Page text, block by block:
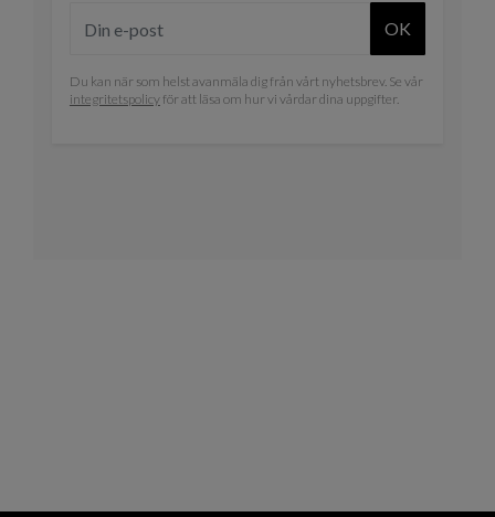
OK
Du kan när som helst avanmäla dig från vårt nyhetsbrev. Se vår
integritetspolicyför att läsa om hur vi vårdar dina uppgifter.